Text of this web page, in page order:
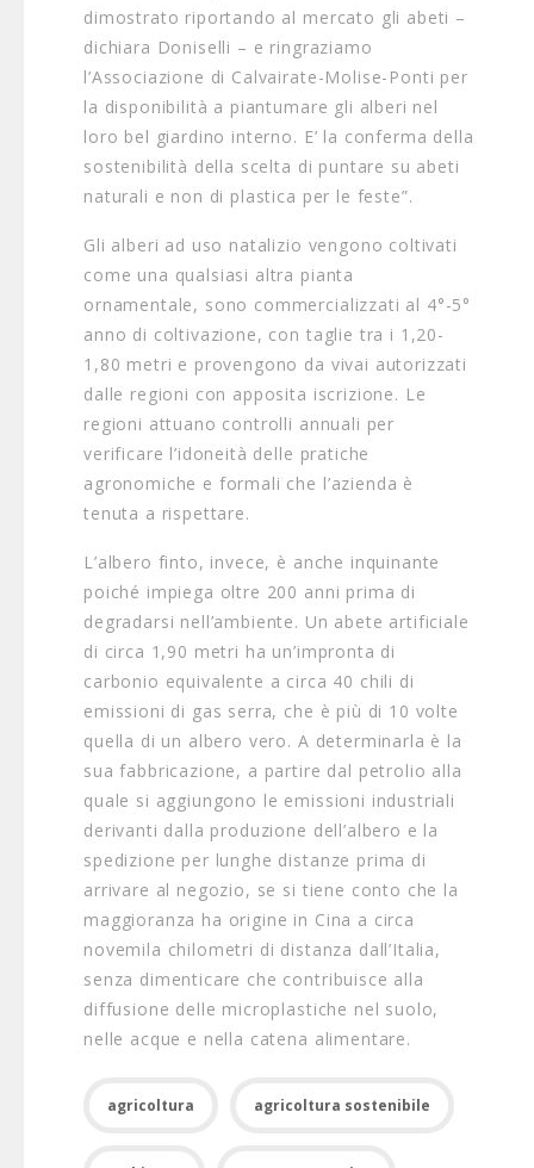
dimostrato riportando al mercato gli abeti –
dichiara Doniselli – e ringraziamo
l’Associazione di Calvairate-Molise-Ponti per
la disponibilità a piantumare gli alberi nel
loro bel giardino interno. E’ la conferma della
sostenibilità della scelta di puntare su abeti
naturali e non di plastica per le feste”.
Gli alberi ad uso natalizio vengono coltivati
come una qualsiasi altra pianta
ornamentale, sono commercializzati al 4°-5°
anno di coltivazione, con taglie tra i 1,20-
1,80 metri e provengono da vivai autorizzati
dalle regioni con apposita iscrizione. Le
regioni attuano controlli annuali per
verificare l’idoneità delle pratiche
agronomiche e formali che l’azienda è
tenuta a rispettare.
L’albero finto, invece, è anche inquinante
poiché impiega oltre 200 anni prima di
degradarsi nell’ambiente. Un abete artificiale
di circa 1,90 metri ha un’impronta di
carbonio equivalente a circa 40 chili di
emissioni di gas serra, che è più di 10 volte
quella di un albero vero. A determinarla è la
sua fabbricazione, a partire dal petrolio alla
quale si aggiungono le emissioni industriali
derivanti dalla produzione dell’albero e la
spedizione per lunghe distanze prima di
arrivare al negozio, se si tiene conto che la
maggioranza ha origine in Cina a circa
novemila chilometri di distanza dall’Italia,
senza dimenticare che contribuisce alla
diffusione delle microplastiche nel suolo,
nelle acque e nella catena alimentare.
agricoltura agricoltura sostenibile